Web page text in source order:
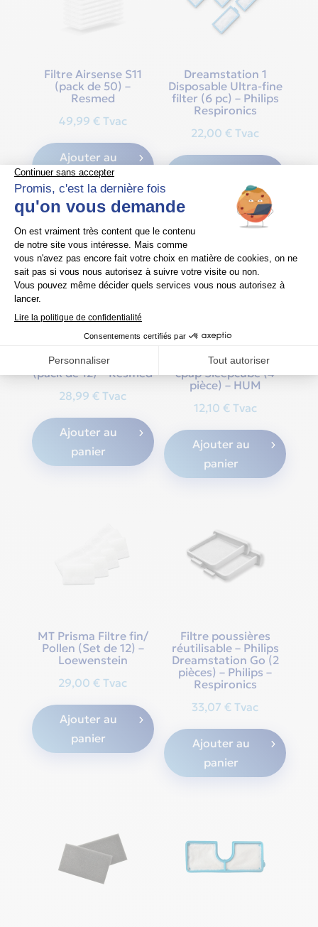
Filtre Airsense S11
(pack de 50) –
Resmed
49,99 € Tvac
Ajouter au
panier
Dreamstation 1
Disposable Ultra-fine
filter (6 pc) – Philips
Respironics
22,00€ Tvac
Ajouter au
Airsense S9 et S10
(pack de 12) – Resmed
28,99€ Tvac
Ajouter au
panier
Filtre fin (blanc) pour
cpap Sleepcube (4
pièce) – HUM
12,10 € Tvac
Ajouter au
panier
MT Prisma Filtre fin/
Pollen (Set de 12) –
Loewenstein
29,00€ Tvac
Ajouter au
panier
Filtre poussières
réutilisable – Philips
Dreamstation Go (2
pièces) – Philips –
Respironics
33,07€ Tvac
Ajouter au
panier